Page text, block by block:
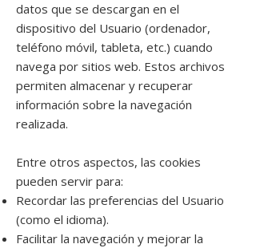
datos que se descargan en el
dispositivo del Usuario (ordenador,
teléfono móvil, tableta, etc.) cuando
navega por sitios web. Estos archivos
permiten almacenar y recuperar
información sobre la navegación
realizada.
Entre otros aspectos, las cookies
pueden servir para:
Recordar las preferencias del Usuario
(como el idioma).
Facilitar la navegación y mejorar la